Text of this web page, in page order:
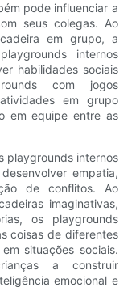
pode influenciar a
seus colegas. Ao
em grupo, a
internos
habilidades sociais
com jogos
em grupo
em equipe entre as
playgrounds internos
empatia,
de conflitos. Ao
imaginativas,
os playgrounds
coisas de diferentes
situações sociais.
a construir
emocional e